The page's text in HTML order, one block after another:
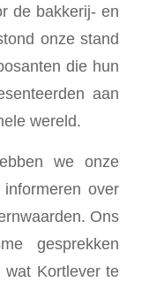
de bakkerij- en
onze stand
die hun
aan
wereld.
we onze
over
Ons
gesprekken
Kortlever te